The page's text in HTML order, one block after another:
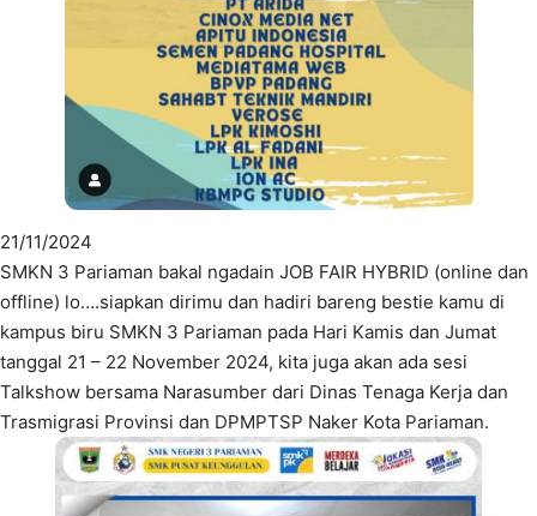
21/11/2024
SMKN 3 Pariaman bakal ngadain JOB FAIR HYBRID (online dan
offline) lo….siapkan dirimu dan hadiri bareng bestie kamu di
kampus biru SMKN 3 Pariaman pada Hari Kamis dan Jumat
tanggal 21 – 22 November 2024, kita juga akan ada sesi
Talkshow bersama Narasumber dari Dinas Tenaga Kerja dan
Trasmigrasi Provinsi dan DPMPTSP Naker Kota Pariaman.